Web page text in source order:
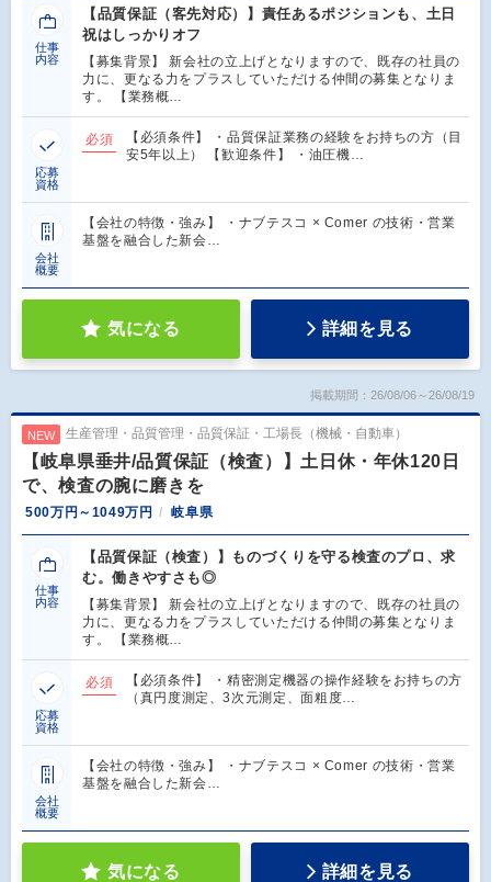
仕事
内容
【品質保証（客先対応）】責任あるポジションも、土日
祝はしっかりオフ
【募集背景】 新会社の立上げとなりますので、既存の社員の
力に、更なる力をプラスしていただける仲間の募集となりま
す。 【業務概…
応募
資格
必須
【必須条件】 ・品質保証業務の経験をお持ちの方（目
安5年以上） 【歓迎条件】 ・油圧機…
会社
概要
【会社の特徴・強み】 ・ナブテスコ × Comer の技術・営業
基盤を融合した新会…
気になる 詳細を見る
掲載期間：26/08/06～26/08/19
NEW 生産管理・品質管理・品質保証・工場長（機械・自動車）
【岐阜県垂井/品質保証（検査）】土日休・年休120日
で、検査の腕に磨きを
500万円～1049万円 岐阜県
仕事
内容
【品質保証（検査）】ものづくりを守る検査のプロ、求
む。働きやすさも◎
【募集背景】 新会社の立上げとなりますので、既存の社員の
力に、更なる力をプラスしていただける仲間の募集となりま
す。 【業務概…
応募
資格
必須
【必須条件】 ・精密測定機器の操作経験をお持ちの方
（真円度測定、3次元測定、面粗度…
会社
概要
【会社の特徴・強み】 ・ナブテスコ × Comer の技術・営業
基盤を融合した新会…
気になる 詳細を見る